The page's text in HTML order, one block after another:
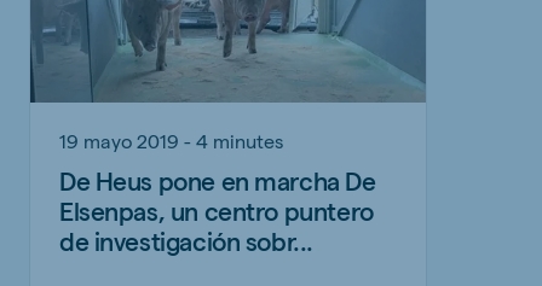
19 mayo 2019 - 4 minutes
De Heus pone en marcha De
Elsenpas, un centro puntero
de investigación sobr...